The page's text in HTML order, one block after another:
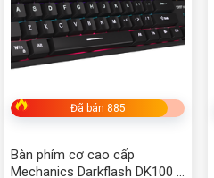
Đã bán 885
Bàn phím cơ cao cấp
Mechanics Darkflash DK100 -